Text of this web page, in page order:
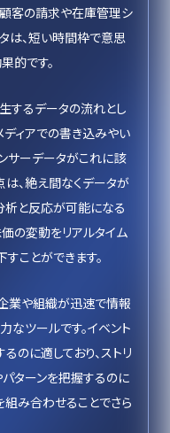
客の請求や在庫管理シ
は、短い時間枠で意思
的です。
するデータの流れとし
ディアでの書き込みやい
サーデータがこれに該
は、絶え間なくデータが
析と反応が可能になる
価の変動をリアルタイム
ことができます。
業や組織が迅速で情報
ツールです。イベント
のに適しており、ストリ
ターンを把握するのに
み合わせることでさら